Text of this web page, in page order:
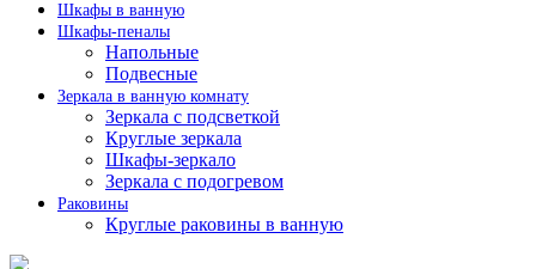
Шкафы в ванную
Шкафы-пеналы
Напольные
Подвесные
Зеркала в ванную комнату
Зеркала с подсветкой
Круглые зеркала
Шкафы-зеркало
Зеркала с подогревом
Раковины
Круглые раковины в ванную